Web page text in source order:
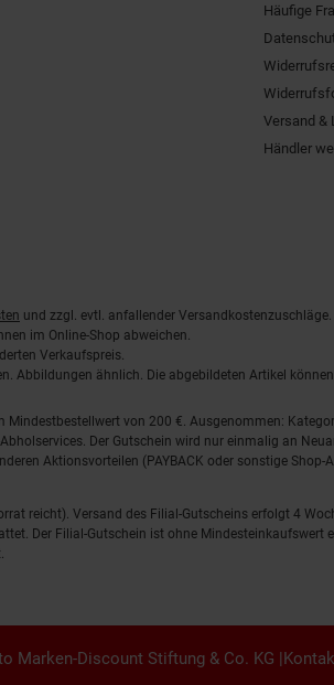
Häufige
Versand &
Händler
und zzgl. evtl. anfallender
im Online-Shop abweichen.
Verkaufspreis.
Abbildungen ähnlich. Die abgebildeten Artikel
von 200 €. Ausgenommen:
Der Gutschein wird nur einmalig an
Aktionsvorteilen (PAYBACK oder sonstige Shop-
reicht). Versand des Filial-Gutscheins erfolgt 4
Der Filial-Gutschein ist ohne
Marken-Discount Stiftung & Co. KG |